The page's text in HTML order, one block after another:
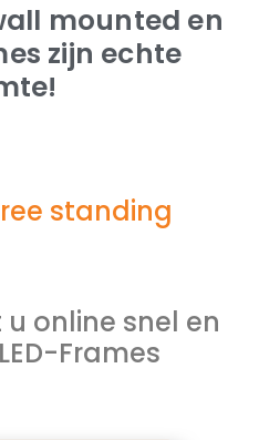
mounted en
zijn echte
standing
online snel en
Frames